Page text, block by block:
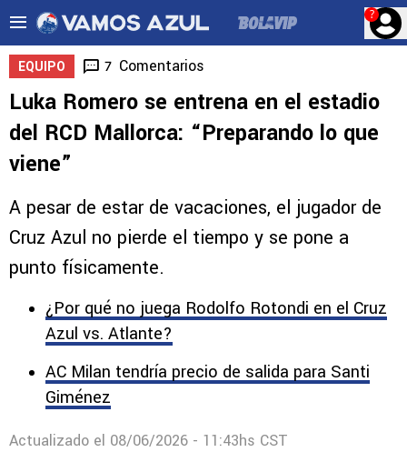
?
EQUIPO 7 Comentarios
Luka Romero se entrena en el estadio
del RCD Mallorca: “Preparando lo que
viene”
A pesar de estar de vacaciones, el jugador de
Cruz Azul no pierde el tiempo y se pone a
punto físicamente.
¿Por qué no juega Rodolfo Rotondi en el Cruz
Azul vs. Atlante?
AC Milan tendría precio de salida para Santi
Giménez
Actualizado el 08/06/2026 - 11:43hs CST